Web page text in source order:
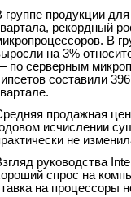
группе продукции
рекордный
В
на 3%
по серверным
составили
продажная
исчислении
не
руководства
спрос на
на процессоры